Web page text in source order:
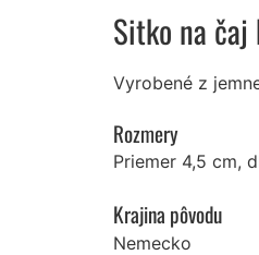
Sitko na
Vyrobené z
Rozmery
Priemer 4,5 cm,
Krajina pôvodu
Nemecko